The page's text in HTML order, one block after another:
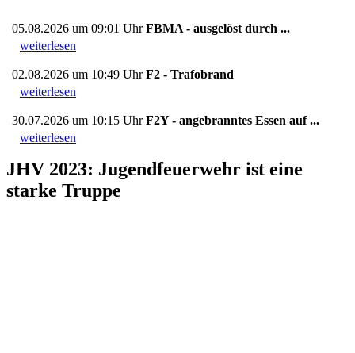
05.08.2026 um 09:01 UhrFBMA - ausgelöst durch ...
weiterlesen
02.08.2026 um 10:49 UhrF2 - Trafobrand
weiterlesen
30.07.2026 um 10:15 UhrF2Y - angebranntes Essen auf ...
weiterlesen
JHV 2023: Jugendfeuerwehr ist eine
starke Truppe